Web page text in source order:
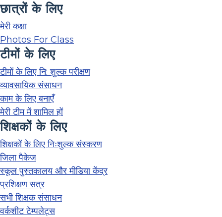
छात्रों के लिए
मेरी कक्षा
Photos For Class
टीमों के लिए
टीमों के लिए नि: शुल्क परीक्षण
व्यावसायिक संसाधन
काम के लिए बनाएँ
मेरी टीम में शामिल हों
शिक्षकों के लिए
शिक्षकों के लिए निःशुल्क संस्करण
जिला पैकेज
स्कूल पुस्तकालय और मीडिया केंद्र
प्रशिक्षण सत्र
सभी शिक्षक संसाधन
वर्कशीट टेम्पलेट्स